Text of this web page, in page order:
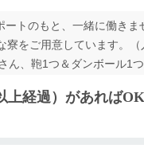
トのもと、一緒に働きま
をご用意しています。（
ん、鞄1つ＆ダンボール1
上経過）があれば